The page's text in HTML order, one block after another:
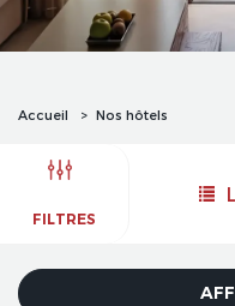
Accueil Nos hôtels
FILTRES